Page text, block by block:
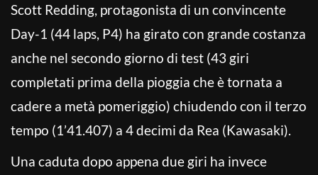
Scott Redding, protagonista di un convincente
Day-1 (44 laps, P4) ha girato con grande costanza
anche nel secondo giorno di test (43 giri
completati prima della pioggia che è tornata a
cadere a metà pomeriggio) chiudendo con il terzo
tempo (1’41.407) a 4 decimi da Rea (Kawasaki).
Una caduta dopo appena due giri ha invece